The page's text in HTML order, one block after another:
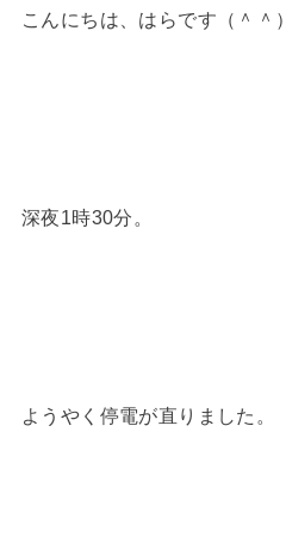
こんにちは、はらです（＾＾）
深夜1時30分。
ようやく停電が直りました。